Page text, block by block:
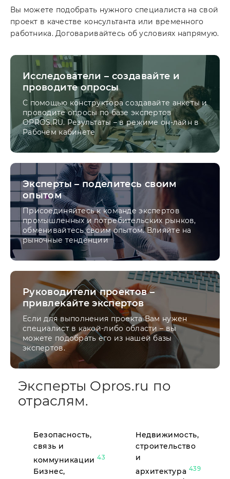
Вы можете подобрать нужного специалиста на свой
проект в качестве консультанта или временного
работника. Договаривайтесь об условиях напрямую.
Исследователи – создавайте и
проводите опросы
С помощью конструктора создавайте анкеты и
проводите опросы по базе экспертов
OPROS.RU. Результаты – в режиме он-лайн в
Рабочем кабинете
Эксперты – поделитесь своим
опытом
Присоединяйтесь к команде экспертов
промышленных и потребительских рынков,
обменивайтесь своим опытом. Влияйте на
рыночные тенденции
Руководители проектов –
привлекайте экспертов
Если для выполнения проекта Вам нужен
специалист в какой-либо области – вы
можете подобрать его из нашей базы
экспертов.
Эксперты Opros.ru по
отраслям.
Безопасность,
связь и
коммуникации43
Бизнес,
Недвижимость,
строительство
и
архитектура 439